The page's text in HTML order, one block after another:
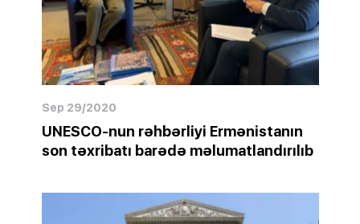
Sep 29/2020
UNESCO-nun rəhbərliyi Ermənistanın
son təxribatı barədə məlumatlandırılıb